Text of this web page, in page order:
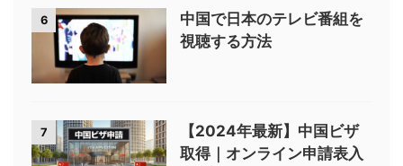
6
中国で日本のテレビ番組を
視聴する方法
7
【2024年最新】中国ビザ
取得｜オンライン申請表入